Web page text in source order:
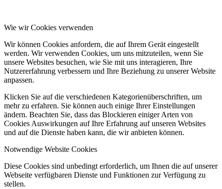
Wie wir Cookies verwenden
Wir können Cookies anfordern, die auf Ihrem Gerät eingestellt
werden. Wir verwenden Cookies, um uns mitzuteilen, wenn Sie
unsere Websites besuchen, wie Sie mit uns interagieren, Ihre
Nutzererfahrung verbessern und Ihre Beziehung zu unserer Website
anpassen.
Klicken Sie auf die verschiedenen Kategorienüberschriften, um
mehr zu erfahren. Sie können auch einige Ihrer Einstellungen
ändern. Beachten Sie, dass das Blockieren einiger Arten von
Cookies Auswirkungen auf Ihre Erfahrung auf unseren Websites
und auf die Dienste haben kann, die wir anbieten können.
Notwendige Website Cookies
Diese Cookies sind unbedingt erforderlich, um Ihnen die auf unserer
Webseite verfügbaren Dienste und Funktionen zur Verfügung zu
stellen.